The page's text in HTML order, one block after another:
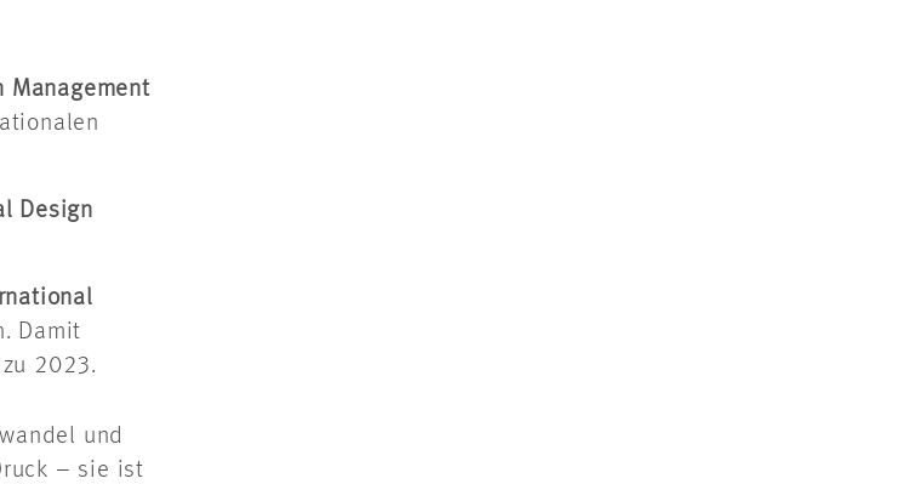
Management
Design
Damit
2023.
und
– sie ist